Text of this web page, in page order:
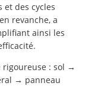
des cycles
revanche, a
ainsi les
rigoureuse : sol →
→ panneau